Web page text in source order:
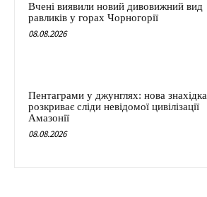
Вчені виявили новий дивовижний вид
равликів у горах Чорногорії
08.08.2026
Пентаграми у джунглях: нова знахідка
розкриває сліди невідомої цивілізації
Амазонії
08.08.2026